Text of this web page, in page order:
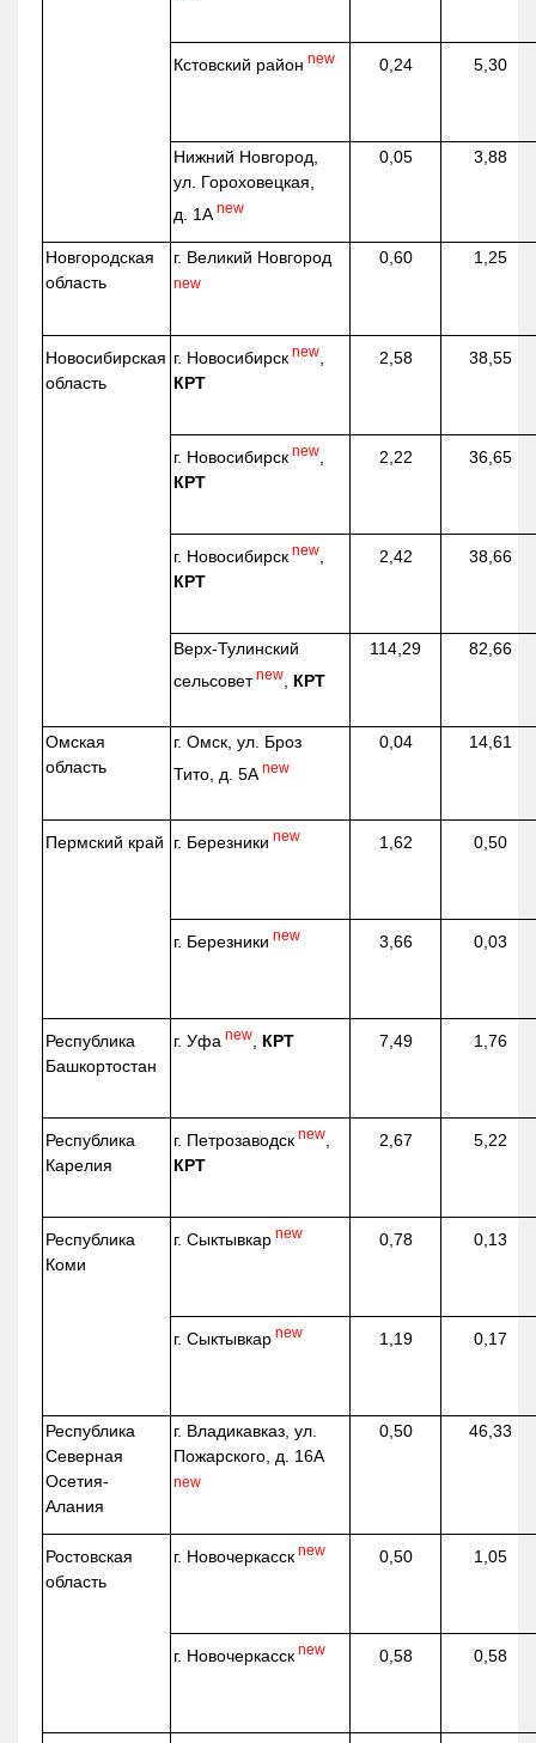
Кстовский район new 0,24 5,30
Нижний Новгород,
ул. Гороховецкая,
д. 1А new
0,05 3,88
Новгородская
область
г. Великий Новгород
new
0,60 1,25
Новосибирская
область
г. Новосибирск new
КРТ
2,58 38,55
г. Новосибирск new
КРТ
2,22 36,65
г. Новосибирск new
КРТ
2,42 38,66
Верх-Тулинский
сельсовет new КРТ
114,29 82,66
Омская
область
г. Омск, ул. Броз
Тито, д. 5А new
0,04 14,61
Пермский край г. Березники new 1,62 0,50
г. Березники new 3,66 0,03
Республика
Башкортостан
г. Уфа new КРТ 7,49 1,76
Республика
Карелия
г. Петрозаводск new
КРТ
2,67 5,22
Республика
Коми
г. Сыктывкар new 0,78 0,13
г. Сыктывкар new 1,19 0,17
Республика
Северная
Осетия-
Алания
г. Владикавказ, ул.
Пожарского, д. 16А
new
0,50 46,33
Ростовская
область
г. Новочеркасск new 0,50 1,05
г. Новочеркасск new 0,58 0,58